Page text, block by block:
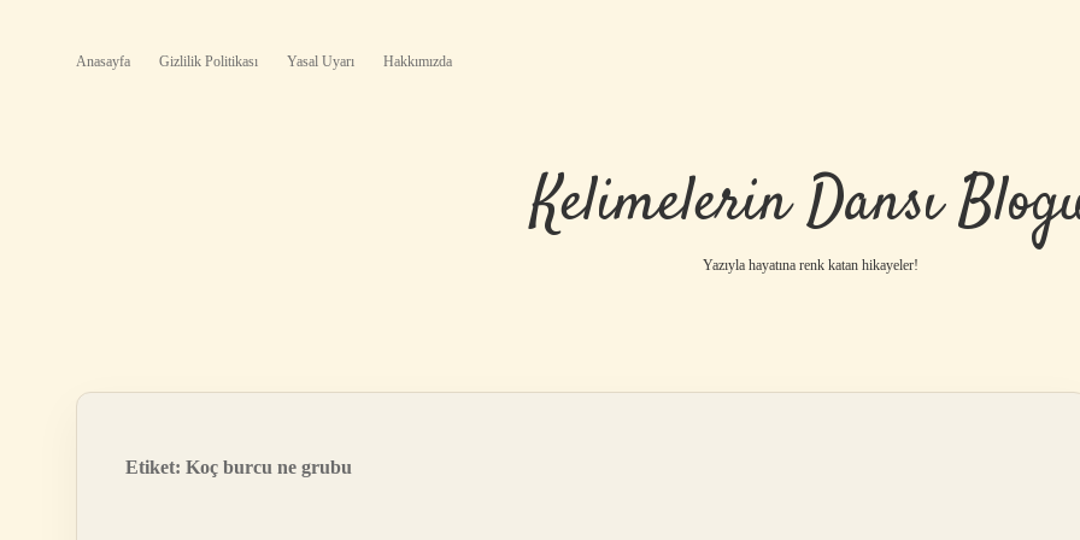
Anasayfa Gizlilik Politikası Yasal Uyarı Hakkımızda
Kelimelerin Dansı
Yazıyla hayatına renk katan hikayeler!
Etiket: Koç burcu ne grubu